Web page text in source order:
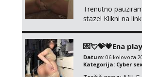
Trenutno
staze! Klikni na
💌💘💝💗Ena
Datum: 06.kolovoza
Kategorija: Cyber sex